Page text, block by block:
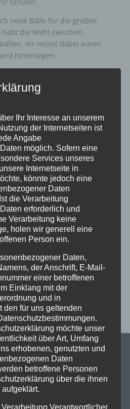
neue Bälle für die großen
die Wahl zwischen
ihr müsst dabei euren
hinterlegen.
Windt in den Ruhestand
alten Griechen
„Darstellendes
am StG: Ein Nachmittag
Wetterlage
Ihr Interesse an unserem
der Internetseiten ist
Angabe
möglich. Sofern eine
Services unseres
Internetseite in
könnte jedoch eine
Daten
die Verarbeitung
erforderlich und
Verarbeitung keine
holen wir generell eine
Person ein.
Daten,
der Anschrift, E-Mail-
einer betroffenen
Einklang mit der
und in
den für uns geltenden
möchte unser
über Art, Umfang
erhobenen, genutzten und
Daten
betroffene Personen
über die ihnen
Verantwortlicher